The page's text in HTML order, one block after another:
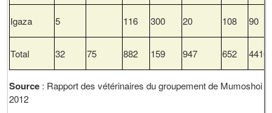
Igaza 5 116 300 20 108 90
Total 32 75 882 159 947 652 4410
Source : Rapport des vétérinaires du groupement de Mumoshoi
2012